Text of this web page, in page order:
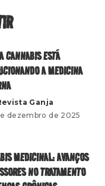
CANNABIS ESTÁ
A MEDICINA
Ganja
dezembro de 2025
MEDICINAL: AVANÇOS
NO TRATAMENTO